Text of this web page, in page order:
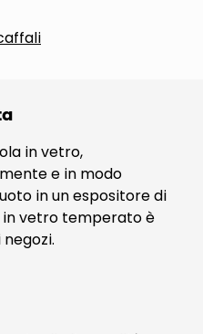
in vetro,
e in modo
in un espositore di
vetro temperato è